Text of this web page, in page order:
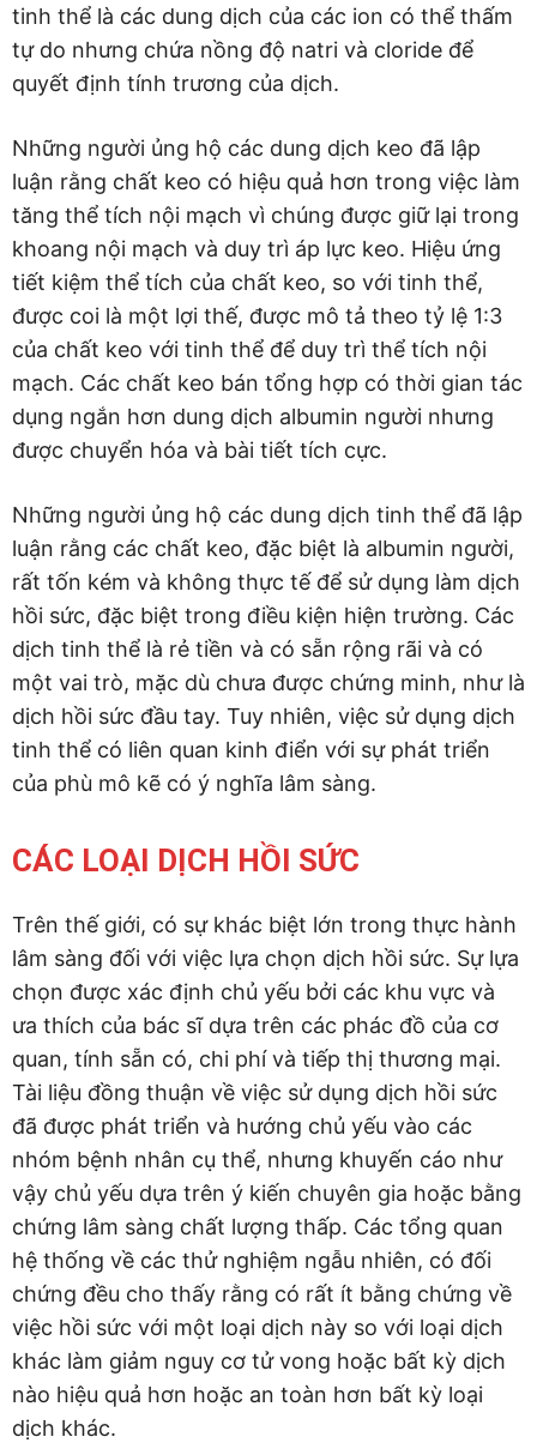
tinh thể là các dung dịch của các ion có thể thấm
tự do nhưng chứa nồng độ natri và cloride để
quyết định tính trương của dịch.
Những người ủng hộ các dung dịch keo đã lập
luận rằng chất keo có hiệu quả hơn trong việc làm
tăng thể tích nội mạch vì chúng được giữ lại trong
khoang nội mạch và duy trì áp lực keo. Hiệu ứng
tiết kiệm thể tích của chất keo, so với tinh thể,
được coi là một lợi thế, được mô tả theo tỷ lệ 1:3
của chất keo với tinh thể để duy trì thể tích nội
mạch. Các chất keo bán tổng hợp có thời gian tác
dụng ngắn hơn dung dịch albumin người nhưng
được chuyển hóa và bài tiết tích cực.
Những người ủng hộ các dung dịch tinh thể đã lập
luận rằng các chất keo, đặc biệt là albumin người,
rất tốn kém và không thực tế để sử dụng làm dịch
hồi sức, đặc biệt trong điều kiện hiện trường. Các
dịch tinh thể là rẻ tiền và có sẵn rộng rãi và có
một vai trò, mặc dù chưa được chứng minh, như là
dịch hồi sức đầu tay. Tuy nhiên, việc sử dụng dịch
tinh thể có liên quan kinh điển với sự phát triển
của phù mô kẽ có ý nghĩa lâm sàng.
CÁC LOẠI DỊCH HỒI SỨC
Trên thế giới, có sự khác biệt lớn trong thực hành
lâm sàng đối với việc lựa chọn dịch hồi sức. Sự lựa
chọn được xác định chủ yếu bởi các khu vực và
ưa thích của bác sĩ dựa trên các phác đồ của cơ
quan, tính sẵn có, chi phí và tiếp thị thương mại.
Tài liệu đồng thuận về việc sử dụng dịch hồi sức
đã được phát triển và hướng chủ yếu vào các
nhóm bệnh nhân cụ thể, nhưng khuyến cáo như
vậy chủ yếu dựa trên ý kiến chuyên gia hoặc bằng
chứng lâm sàng chất lượng thấp. Các tổng quan
hệ thống về các thử nghiệm ngẫu nhiên, có đối
chứng đều cho thấy rằng có rất ít bằng chứng về
việc hồi sức với một loại dịch này so với loại dịch
khác làm giảm nguy cơ tử vong hoặc bất kỳ dịch
nào hiệu quả hơn hoặc an toàn hơn bất kỳ loại
dịch khác.